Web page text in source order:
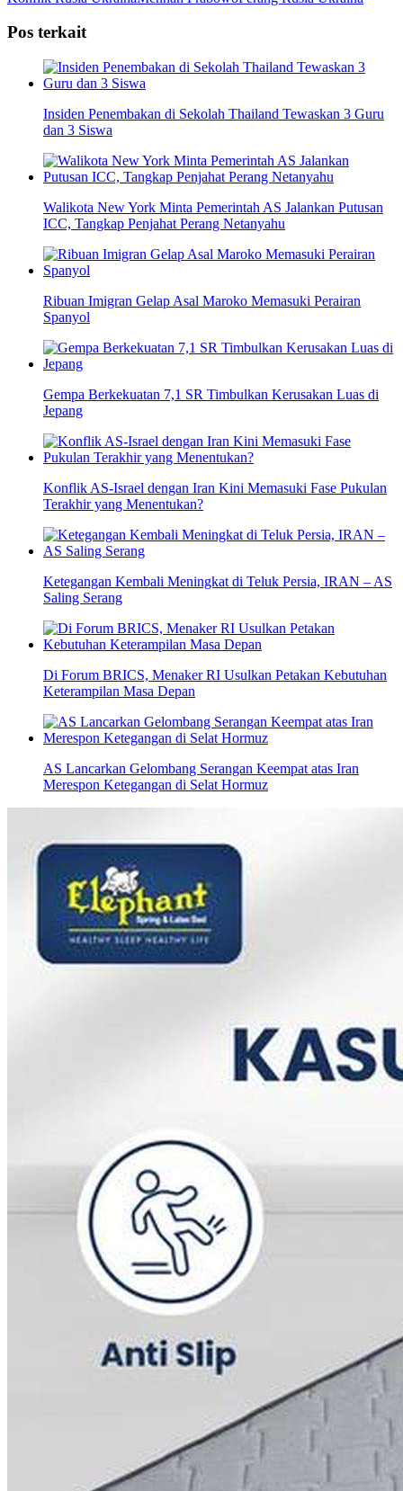
Share
Pos terkait
Insiden Penembakan di Sekolah Thailand Tewaskan 3 Guru
dan 3 Siswa
Walikota New York Minta Pemerintah AS Jalankan Putusan
ICC, Tangkap Penjahat Perang Netanyahu
Ribuan Imigran Gelap Asal Maroko Memasuki Perairan
Spanyol
Gempa Berkekuatan 7,1 SR Timbulkan Kerusakan Luas di
Jepang
Konflik AS-Israel dengan Iran Kini Memasuki Fase Pukulan
Terakhir yang Menentukan?
Ketegangan Kembali Meningkat di Teluk Persia, IRAN – AS
Saling Serang
Di Forum BRICS, Menaker RI Usulkan Petakan Kebutuhan
Keterampilan Masa Depan
AS Lancarkan Gelombang Serangan Keempat atas Iran
Merespon Ketegangan di Selat Hormuz